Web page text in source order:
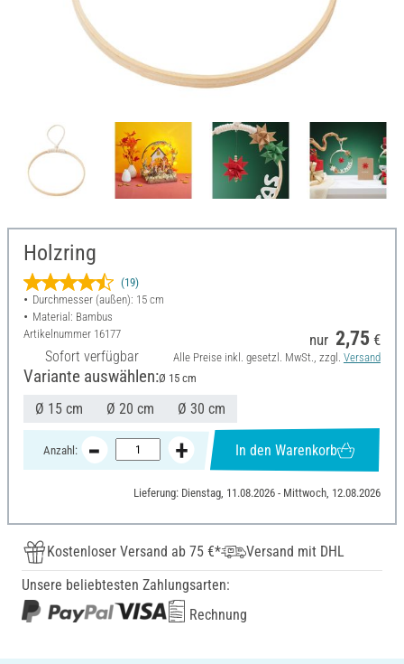
Holzring
(19)
Durchmesser (außen): 15 cm
Material: Bambus
Artikelnummer 16177
Sofort verfügbar
nur 2,75 €
Alle Preise inkl. gesetzl. MwSt., zzgl. Versand
Variante auswählen:Ø 15 cm
Ø 15 cm Ø 20 cm Ø 30 cm
Anzahl: In den Warenkorb
Lieferung: Dienstag, 11.08.2026 - Mittwoch, 12.08.2026
Kostenloser Versand ab 75 €*
Versand mit DHL
Unsere beliebtesten Zahlungsarten:
Rechnung